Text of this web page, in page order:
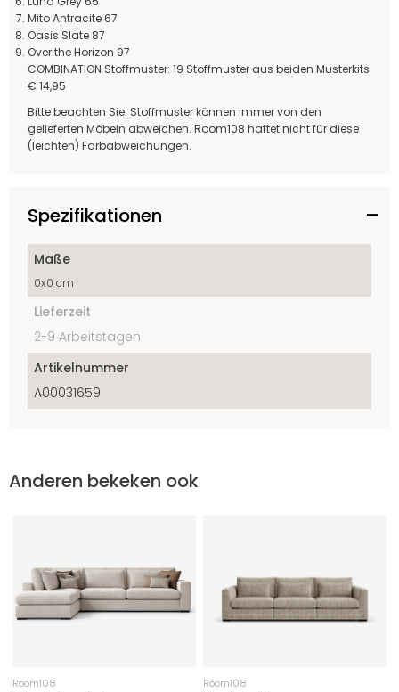
Mito Antracite 67
Oasis Slate 87
Over the Horizon 97
COMBINATION Stoffmuster: 19 Stoffmuster aus beiden Musterkits
€ 14,95
Bitte beachten Sie: Stoffmuster können immer von den
gelieferten Möbeln abweichen. Room108 haftet nicht für diese
(leichten) Farbabweichungen.
Spezifikationen
Maße
0x0 cm
Lieferzeit
2-9 Arbeitstagen
Artikelnummer
A00031659
Anderen bekeken ook
Room108 Room108